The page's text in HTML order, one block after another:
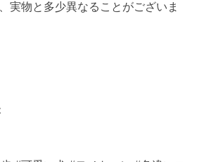
実物と多少異なることがございま